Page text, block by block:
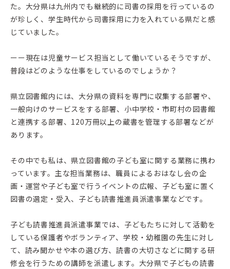
た。大分県は九州内でも継続的に司書の採用を行っているの
が珍しく、学生時代から司書採用に力を入れている県だと感
じていました。
ーー現在は児童サービス担当として働いているそうですが、
普段はどのような仕事をしているのでしょうか？
県立図書館内には、大分県の資料を専門に収集する部署や、
一般向けのサービスをする部署、小中学校・市町村の図書館
と連携する部署、120万冊以上の蔵書を管理する部署などが
あります。
その中でも私は、県立図書館の子ども室に関する業務に携わ
っています。主な担当業務は、職員によるおはなし会の企
画・運営や子ども室で行うイベントの広報、子ども室に置く
図書の選定・受入、子ども読書推進員派遣事業などです。
子ども読書推進員派遣事業では、子どもたちに対して活動を
している保護者やボランティア、学校・幼稚園の先生に対し
て、読み聞かせや本の選び方、読書の大切さなどに関する研
修会を行うための講師を派遣します。大分県で子どもの読書